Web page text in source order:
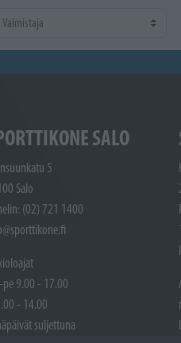
SALO
5
Salo
(02) 721 1400
pe 9.00 - 17.00
- 14.00
suljettuna